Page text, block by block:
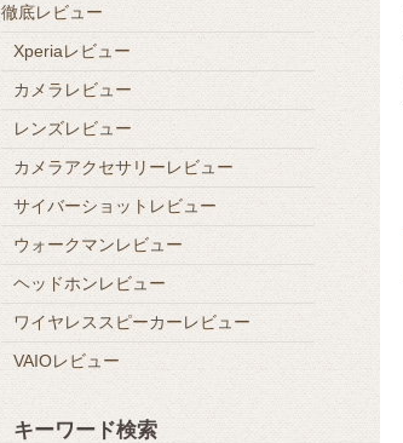
徹底レビュー
Xperiaレビュー
カメラレビュー
レンズレビュー
カメラアクセサリーレビュー
サイバーショットレビュー
ウォークマンレビュー
ヘッドホンレビュー
ワイヤレススピーカーレビュー
VAIOレビュー
キーワード検索